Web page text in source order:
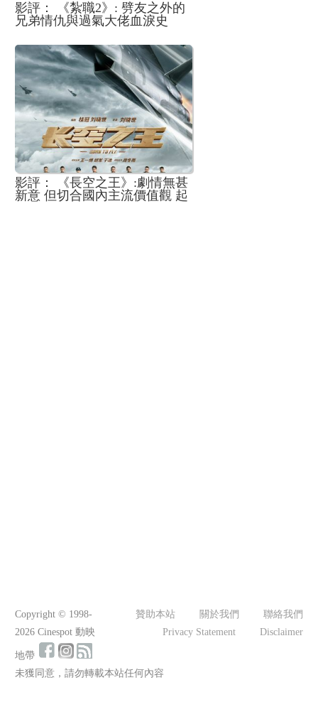
影評： 《紮職2》: 劈友之外的
兄弟情仇與過氣大佬血淚史
影評： 《長空之王》:劇情無甚
新意 但切合國內主流價值觀 起
贊助本站 關於我們
聯絡我們
Privacy Statement
Disclaimer
Copyright © 1998-
2026 Cinespot 動映
地帶
未獲同意，請勿轉載本站任何內容